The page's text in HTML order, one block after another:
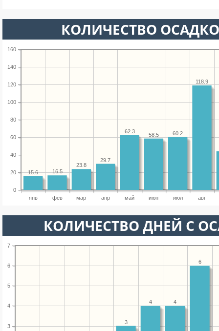
КОЛИЧЕСТВО
янв фев мар апр май июн июл авг
0
20
40
60
80
100
120
140
160
118.9
60.2
58.5
62.3
29.7
23.8
16.5
15.6
КОЛИЧЕСТВО ДНЕЙ С
3
4
5
6
7
6
4
4
3